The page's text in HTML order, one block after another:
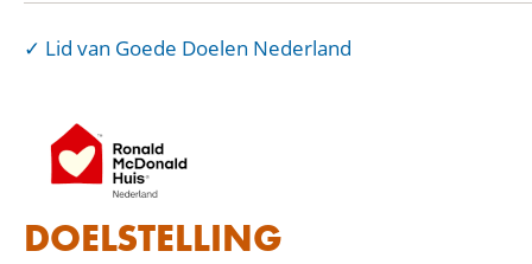
Lid van Goede Doelen Nederland
DOELSTELLING